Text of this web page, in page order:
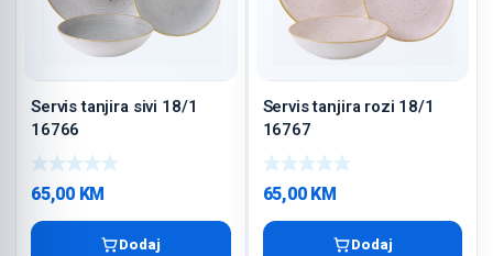
Servis tanjira sivi 18/1
16766
65,00 KM
Dodaj
Servis tanjira rozi 18/1
16767
65,00KM
Dodaj